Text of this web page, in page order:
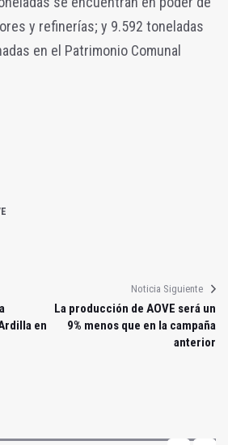
y refinerías; y 9.592 toneladas
en el Patrimonio Comunal
en
Noticia Siguiente
La producción de AOVE será un
9% menos que en la campaña
anterior